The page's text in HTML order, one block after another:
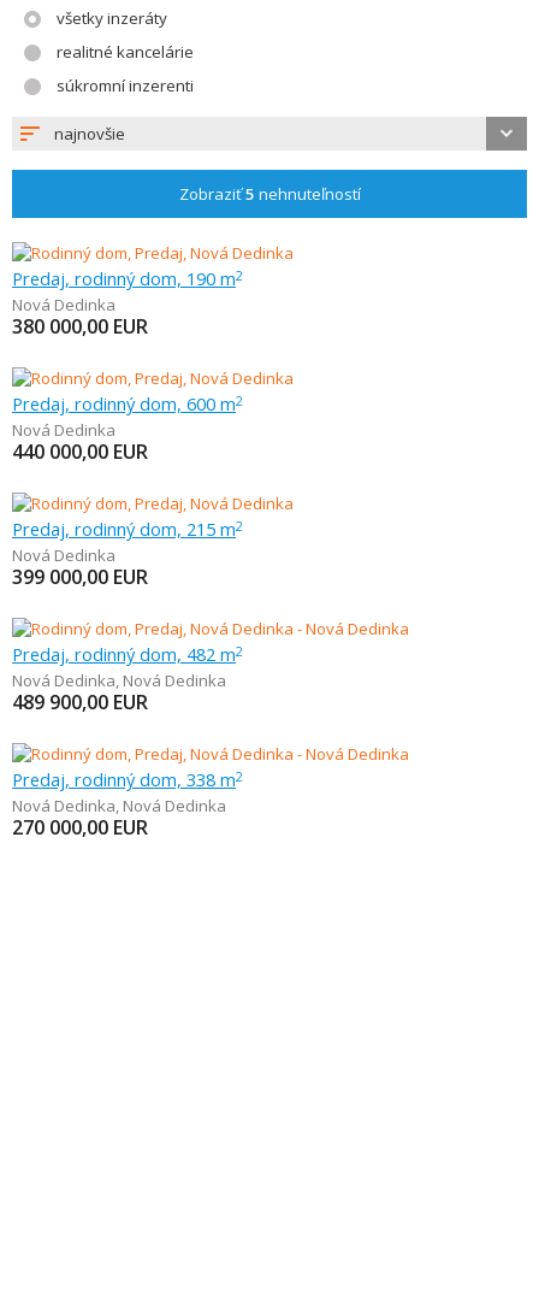
všetky inzeráty
realitné kancelárie
súkromní inzerenti
najnovšie
Zobraziť5 nehnuteľností
Predaj, rodinný dom, 190 m2
Nová Dedinka
380 000,00 EUR
Predaj, rodinný dom, 600 m2
Nová Dedinka
440 000,00 EUR
Predaj, rodinný dom, 215 m2
Nová Dedinka
399 000,00 EUR
Predaj, rodinný dom, 482 m2
Nová Dedinka, Nová Dedinka
489 900,00 EUR
Predaj, rodinný dom, 338 m2
Nová Dedinka, Nová Dedinka
270 000,00 EUR